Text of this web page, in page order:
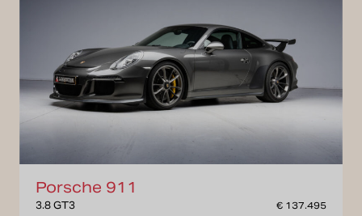
Porsche 911
3.8 GT3 € 137.495